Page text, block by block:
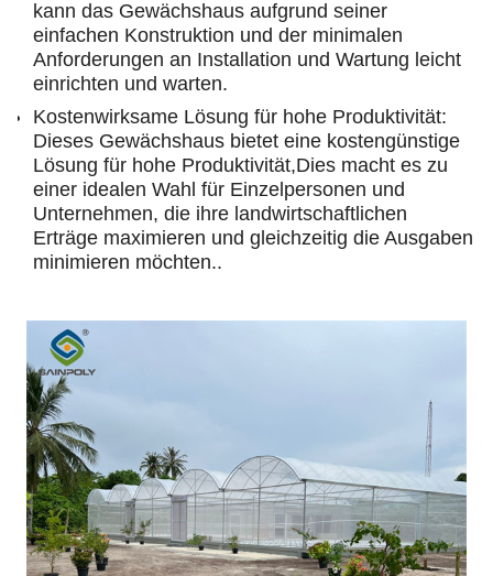
kann das Gewächshaus aufgrund seiner
einfachen Konstruktion und der minimalen
Anforderungen an Installation und Wartung leicht
einrichten und warten.
Kostenwirksame Lösung für hohe Produktivität:
Dieses Gewächshaus bietet eine kostengünstige
Lösung für hohe Produktivität,Dies macht es zu
einer idealen Wahl für Einzelpersonen und
Unternehmen, die ihre landwirtschaftlichen
Erträge maximieren und gleichzeitig die Ausgaben
minimieren möchten..